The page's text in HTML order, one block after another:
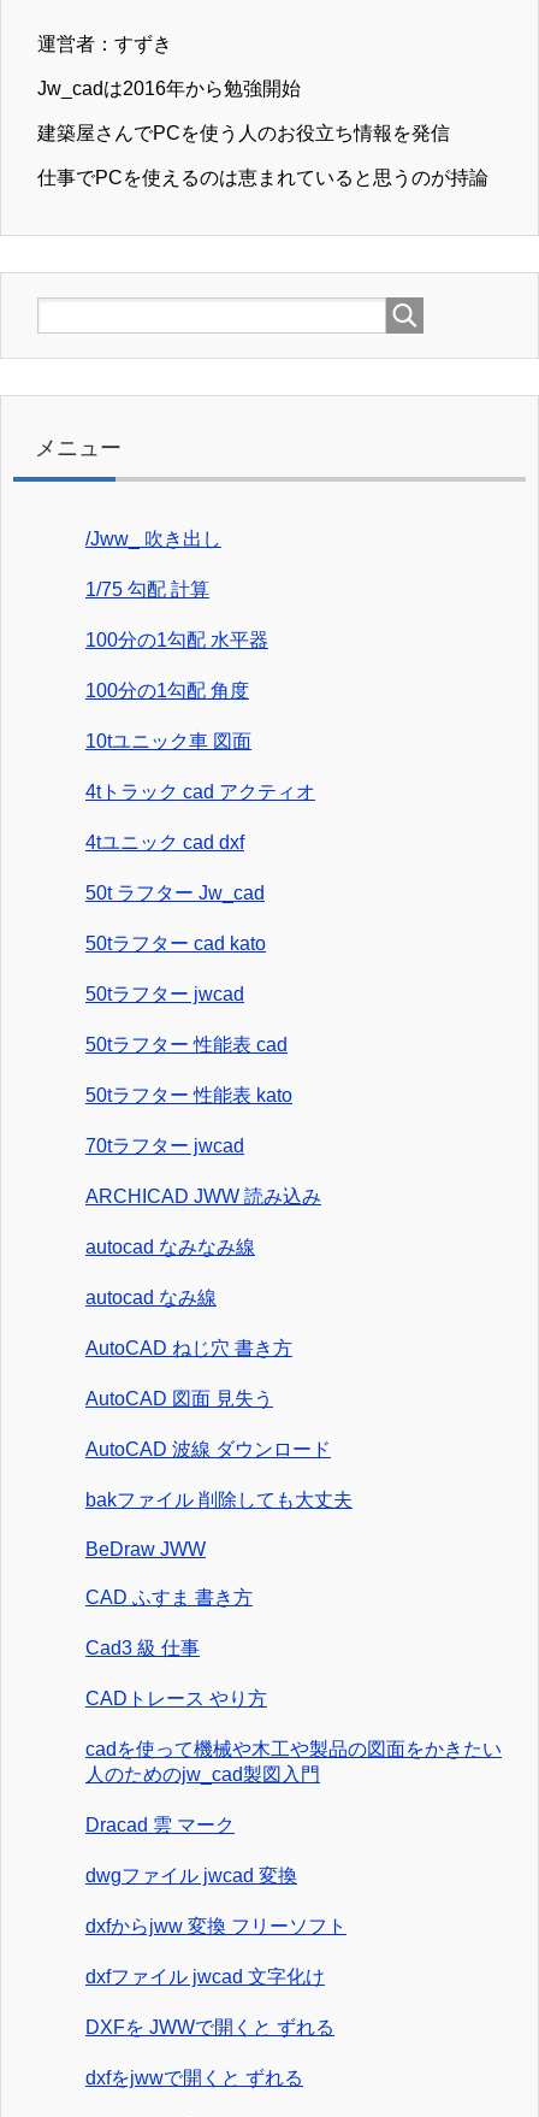
運営者：すずき
Jw_cadは2016年から勉強開始
建築屋さんでPCを使う人のお役立ち情報を発信
仕事でPCを使えるのは恵まれていると思うのが持論
メニュー
/Jww_ 吹き出し
1/75 勾配 計算
100分の1勾配 水平器
100分の1勾配 角度
10tユニック車 図面
4tトラック cad アクティオ
4tユニック cad dxf
50t ラフター Jw_cad
50tラフター cad kato
50tラフター jwcad
50tラフター 性能表 cad
50tラフター 性能表 kato
70tラフター jwcad
ARCHICAD JWW 読み込み
autocad なみなみ線
autocad なみ線
AutoCAD ねじ穴 書き方
AutoCAD 図面 見失う
AutoCAD 波線 ダウンロード
bakファイル 削除しても大丈夫
BeDraw JWW
CAD ふすま 書き方
Cad3 級 仕事
CADトレース やり方
cadを使って機械や木工や製品の図面をかきたい
人のためのjw_cad製図入門
Dracad 雲 マーク
dwgファイル jwcad 変換
dxfからjww 変換 フリーソフト
dxfファイル jwcad 文字化け
DXFを JWWで開くと ずれる
dxfをjwwで開くと ずれる